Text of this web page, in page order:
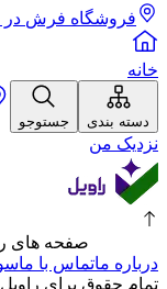
فروشگاه فرش در
خانه
دسته بندی جستوجو
نزدیک من
صفحه های
درباره ماتماس با ما
تمام حقوق برای